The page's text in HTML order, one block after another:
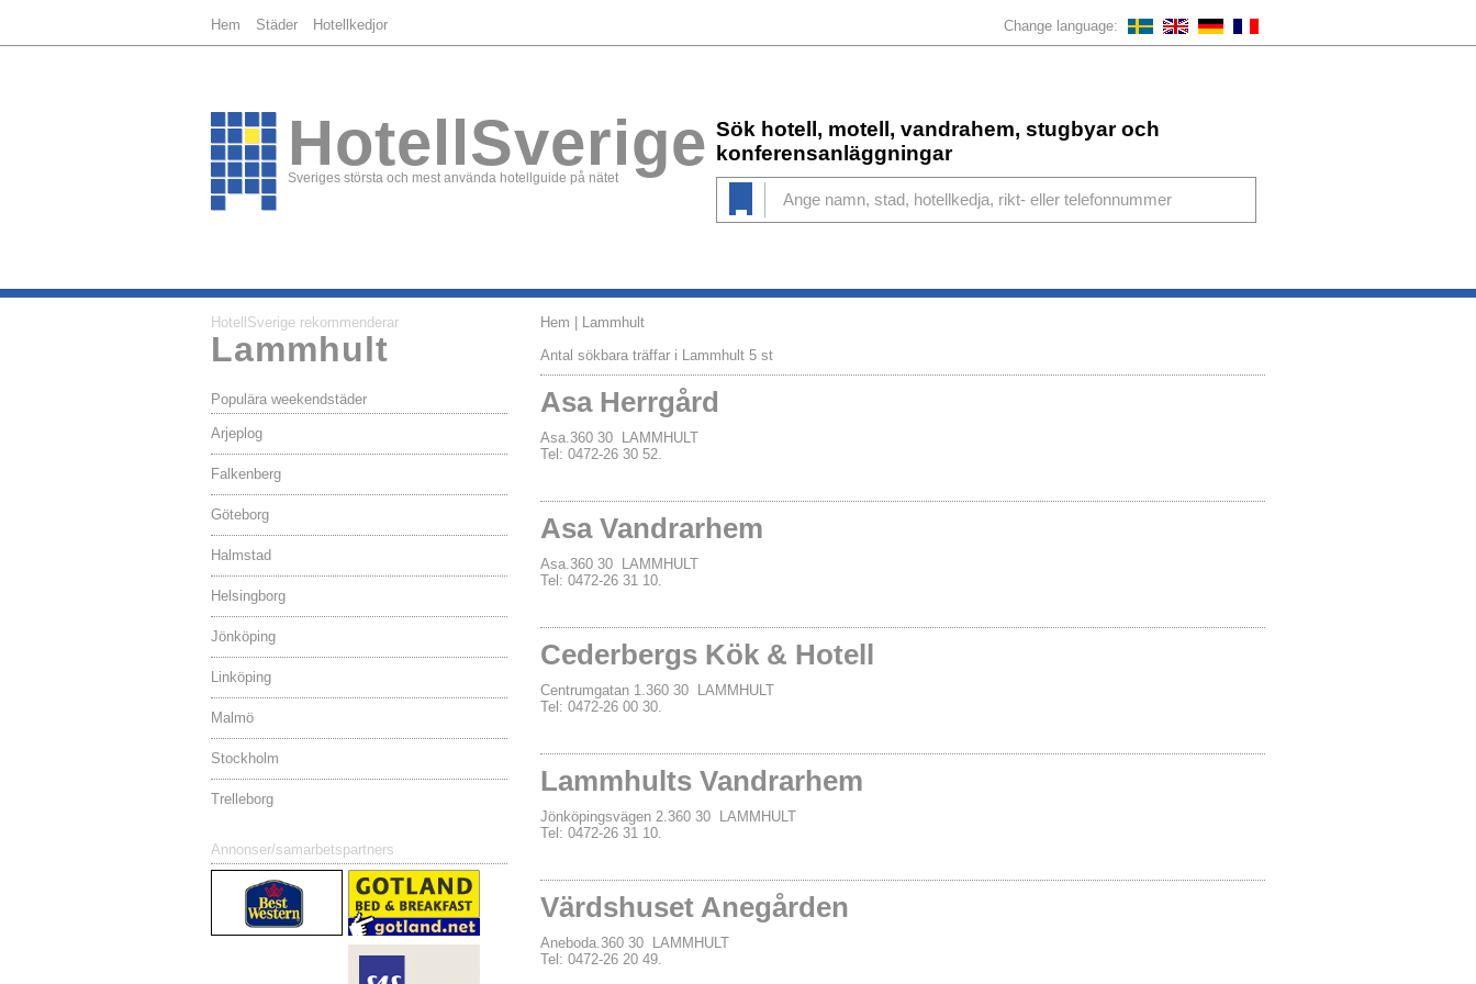
Hem Städer Hotellkedjor Change language:
HotellSverige
Sveriges största och mest använda hotellguide på nätet
Sök hotell, motell, vandrahem, stugbyar och
konferensanläggningar
HotellSverige rekommenderar
Lammhult
Populära weekendstäder
Arjeplog
Falkenberg
Göteborg
Halmstad
Helsingborg
Jönköping
Linköping
Malmö
Stockholm
Trelleborg
Annonser/samarbetspartners
Hem | Lammhult
Antal sökbara träffar i Lammhult 5 st
Asa Herrgård
Asa.360 30 LAMMHULT
Tel: 0472-26 30 52.
Asa Vandrarhem
Asa.360 30 LAMMHULT
Tel: 0472-26 31 10.
Cederbergs Kök & Hotell
Centrumgatan 1.360 30 LAMMHULT
Tel: 0472-26 00 30.
Lammhults Vandrarhem
Jönköpingsvägen 2.360 30 LAMMHULT
Tel: 0472-26 31 10.
Värdshuset Anegården
Aneboda.360 30 LAMMHULT
Tel: 0472-26 20 49.